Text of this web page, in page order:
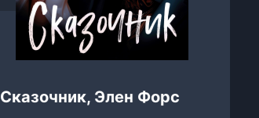
Сказочник, Элен Форс